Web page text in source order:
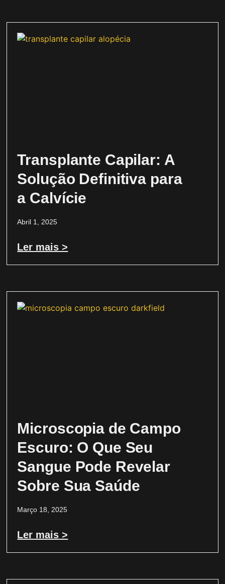
Transplante Capilar: A
Solução Definitiva para
a Calvície
Abril 1, 2025
Ler mais >
Microscopia de Campo
Escuro: O Que Seu
Sangue Pode Revelar
Sobre Sua Saúde
Março 18, 2025
Ler mais >